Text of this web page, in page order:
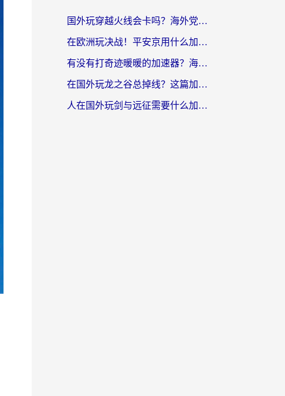
国外玩穿越火线会卡吗？海外党亲测有效的国服游戏加速指南
在欧洲玩决战！平安京用什么加速器最好用？2026实测有效的国服游戏加速指南
有没有打奇迹暖暖的加速器？海外党国服游戏畅玩不卡顿的秘密
在国外玩龙之谷总掉线？这篇加速器指南帮你告别延迟卡顿！
人在国外玩剑与远征需要什么加速器？老玩家亲测的避坑指南来了